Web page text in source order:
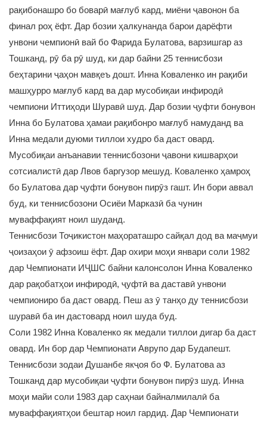
рақибонашро бо боварӣ мағлуб кард, миёни ҷавонон ба
финал роҳ ёфт. Дар бозии ҳалкунанда барои дарёфти
унвони чемпионӣ вай бо Фарида Булатова, варзишгар аз
Тошканд, рӯ ба рӯ шуд, ки дар байни 25 теннисбози
беҳтарини ҷаҳон мавқеъ дошт. Инна Коваленко ин рақиби
машҳурро мағлуб кард ва дар мусобиқаи инфиродӣ
чемпиони Иттиҳоди Шуравӣ шуд. Дар бозии ҷуфти бонувон
Инна бо Булатова ҳамаи рақибонро мағлуб намуданд ва
Инна медали дуюми тиллои худро ба даст овард.
Мусобиқаи анъанавии теннисбозони ҷавони кишварҳои
сотсиалистӣ дар Лвов баргузор мешуд. Коваленко ҳамроҳ
бо Булатова дар ҷуфти бонувон пирӯз гашт. Ин бори аввал
буд, ки теннисбозони Осиёи Марказӣ ба чунин
муваффақият ноил шуданд.
Теннисбози Тоҷикистон маҳораташро сайқал дод ва маҷмуи
ҷоизаҳои ӯ афзоиш ёфт. Дар охири моҳи январи соли 1982
дар Чемпионати ИҶШС байни калонсолон Инна Коваленко
дар рақобатҳои инфиродӣ, ҷуфтӣ ва даставӣ унвони
чемпиониро ба даст овард. Пеш аз ӯ танҳо ду теннисбози
шуравӣ ба ин дастовард ноил шуда буд.
Соли 1982 Инна Коваленко як медали тиллои дигар ба даст
овард. Ин бор дар Чемпионати Аврупо дар Будапешт.
Теннисбози зодаи Душанбе якҷоя бо Ф. Булатова аз
Тошканд дар мусобиқаи ҷуфти бонувон пирӯз шуд. Инна
моҳи майи соли 1983 дар саҳнаи байналмилалӣ ба
муваффақиятҳои бештар ноил гардид. Дар Чемпионати